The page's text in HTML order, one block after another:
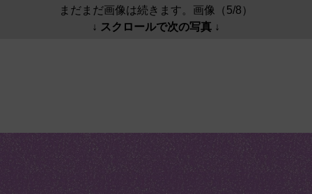
まだまだ画像は続きます。画像（5/8）
↓ スクロールで次の写真 ↓